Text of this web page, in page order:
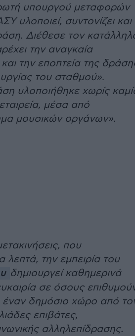
υπουργού μεταφορών
υλοποιεί, συντονίζει και
Διέθεσε τον
την αναγκαία
την εποπτεία της
του σταθμού».
υλοποιήθηκε χωρίς
μέσα από
μουσικών οργάνων».
που
λεπτά, την εμπειρία του
δημιουργεί καθημερινά
σε όσους
έναν δημόσιο χώρο από
επιβάτες,
αλληλεπίδρασης.